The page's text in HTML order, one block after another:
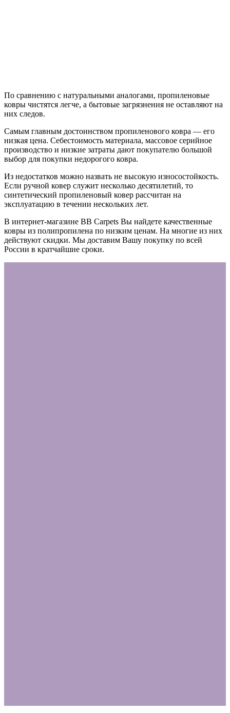
По сравнению с натуральными аналогами, пропиленовые
ковры чистятся легче, а бытовые загрязнения не оставляют на
них следов.
Самым главным достоинством пропиленового ковра — его
низкая цена. Себестоимость материала, массовое серийное
производство и низкие затраты дают покупателю большой
выбор для покупки недорогого ковра.
Из недостатков можно назвать не высокую износостойкость.
Если ручной ковер служит несколько десятилетий, то
синтетический пропиленовый ковер рассчитан на
эксплуатацию в течении нескольких лет.
В интернет-магазине BB Carpets Вы найдете качественные
ковры из полипропилена по низким ценам. На многие из них
действуют скидки. Мы доставим Вашу покупку по всей
России в кратчайшие сроки.